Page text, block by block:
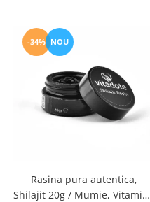
-34% NOU
Rasina pura autentica,
Shilajit 20g / Mumie, Vitamine